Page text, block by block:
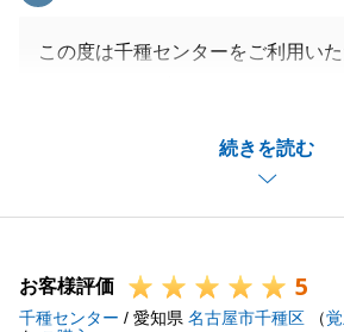
続きを読む
この度は千種センターをご利用い
ありがとうございます。
多くのお客様が不動産を購入する
いので、納得感をもって購入して
ます。
今後もお困りのことがございまし
お客様評価 5
千種センター / 愛知県 名古屋市千種区 （